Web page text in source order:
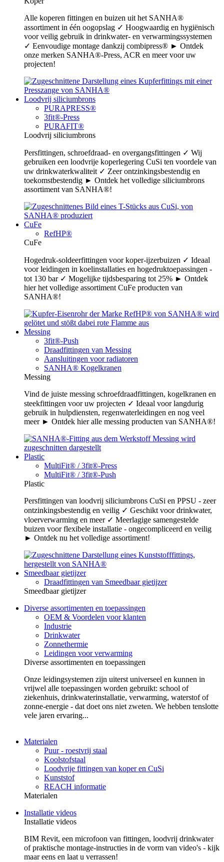
Alle koperen fittingen en buizen uit het SANHA®
assortiment in één oogopslag ✓ Hoogwaardig en hygiënisch
voor veilig gebruik in drinkwater- en verwarmingssystemen
✓ Eenvoudige montage dankzij combipress® ► Ontdek
onze merken SANHA®-Press, ACR en meer voor uw
projecten!
Loodvrij siliciumbrons
PURAPRESS®
3fit®-Press
PURAFIT®
Loodvrij siliciumbrons
Persfittingen, schroefdraad- en overgangsfittingen ✓ Wij
gebruiken een loodvrije koperlegering CuSi ten voordele van
uw drinkwaterkwaliteit ✓ Zeer ontzinkingsbestendig en
toekomstbestendig ► Ontdek het volledige siliciumbrons
assortiment van SANHA®!
CuFe
RefHP®
CuFe
Hogedruk-soldeerfittingen voor koper-ijzerbuizen ✓ Ideaal
voor leidingen in koelinstallaties en hogedruktoepassingen -
tot 130 bar ✓ Mogelijke tijdsbesparing tot 25% ► Ontdek
hier het volledige assortiment CuFe producten van
SANHA®!
Messing
3fit®-Push
Draadfittingen van Messing
Aansluitingen voor radiatoren
SANHA® Kogelkranen
Messing
Vind de juiste messing schroefdraadfittingen, kogelkranen en
steekfittingen voor uw projecten ✓ Ideaal voor langdurig
gebruik in hulpdiensten, regenwaterleidingen en nog veel
meer ► Ontdek hier alle messing producten van SANHA®!
Plastic
MultiFit® / 3fit®-Press
MultiFit® / 3fit®-Push
Plastic
Persfittingen van loodvrij siliciumbrons CuSi en PPSU - zeer
ontzinkingsbestendig en veilig ✓ Geschikt voor drinkwater,
vloerverwarming en meer ✓ Meerlagige samengestelde
buizen voor flexibele installatie - ongecompliceerd en veilig
► Ontdek nu het volledige assortiment!
Smeedbaar gietijzer
Draadfittingen van Smeedbaar gietijzer
Smeedbaar gietijzer
Diverse assortimenten en toepassingen
OEM & Voordelen voor klanten
Industrie
Drinkwater
Zonnethermie
Leidingen voor verwarming
Diverse assortimenten en toepassingen
Onze leidingsystemen zijn uiterst universeel en kunnen in
vrijwel alle toepassingen worden gebruikt: school of
ziekenhuis, drinkwaterinstallatie, verwarming, waterstof of
zonne-energie - dat doet ons niet zweten. We hebben tenslotte
vele jaren ervaring...
Materialen
Puur - roestvrij staal
Koolstofstaal
Loodvrije fittingen van koper en CuSi
Kunststof
REACH informatie
Materialen
Installatie videos
Installatie videos
BIM Revit, een microfoon van fittingen, loodvrij drinkwater
of praktische montage-instructies in de vorm van video's - kijk
maar eens en laat u verrassen!